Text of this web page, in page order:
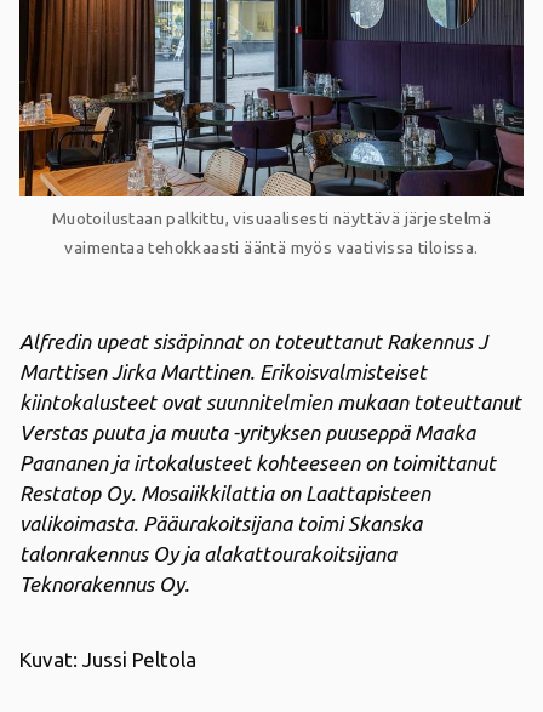
Muotoilustaan palkittu, visuaalisesti näyttävä järjestelmä
vaimentaa tehokkaasti ääntä myös vaativissa tiloissa.
Alfredin upeat sisäpinnat on toteuttanut Rakennus J
Marttisen Jirka Marttinen. Erikoisvalmisteiset
kiintokalusteet ovat suunnitelmien mukaan toteuttanut
Verstas puuta ja muuta -yrityksen puuseppä Maaka
Paananen ja irtokalusteet kohteeseen on toimittanut
Restatop Oy. Mosaiikkilattia on Laattapisteen
valikoimasta. Pääurakoitsijana toimi Skanska
talonrakennus Oy ja alakattourakoitsijana
Teknorakennus Oy.
Kuvat: Jussi Peltola